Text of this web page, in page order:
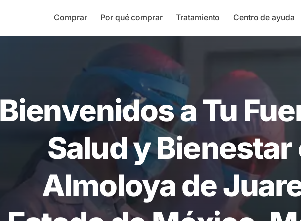
Comprar Por qué comprar Tratamiento Centro de ayuda
Bienvenidos a Tu
Salud y Bienestar
Almoloya de